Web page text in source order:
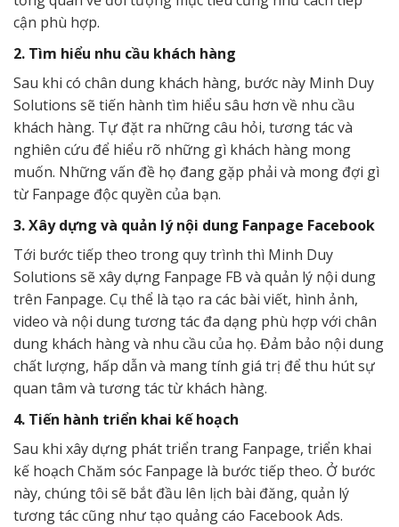
cận phù hợp.
2. Tìm hiểu nhu cầu khách hàng
Sau khi có chân dung khách hàng, bước này Minh Duy
Solutions sẽ tiến hành tìm hiểu sâu hơn về nhu cầu
khách hàng. Tự đặt ra những câu hỏi, tương tác và
nghiên cứu để hiểu rõ những gì khách hàng mong
muốn. Những vấn đề họ đang gặp phải và mong đợi gì
từ Fanpage độc quyền của bạn.
3. Xây dựng và quản lý nội dung Fanpage Facebook
Tới bước tiếp theo trong quy trình thì Minh Duy
Solutions sẽ xây dựng Fanpage FB và quản lý nội dung
trên Fanpage. Cụ thể là tạo ra các bài viết, hình ảnh,
video và nội dung tương tác đa dạng phù hợp với chân
dung khách hàng và nhu cầu của họ. Đảm bảo nội dung
chất lượng, hấp dẫn và mang tính giá trị để thu hút sự
quan tâm và tương tác từ khách hàng.
4. Tiến hành triển khai kế hoạch
Sau khi xây dựng phát triển trang Fanpage, triển khai
kế hoạch Chăm sóc Fanpage là bước tiếp theo. Ở bước
này, chúng tôi sẽ bắt đầu lên lịch bài đăng, quản lý
tương tác cũng như tạo quảng cáo Facebook Ads.